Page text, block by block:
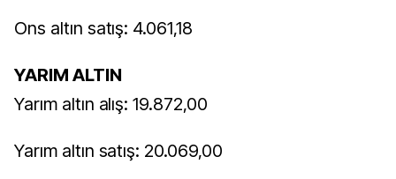
Ons altın satış: 4.061,18
YARIM ALTIN
Yarım altın alış: 19.872,00
Yarım altın satış: 20.069,00